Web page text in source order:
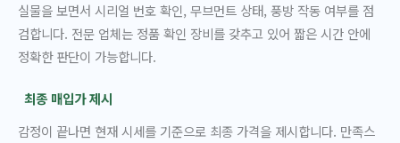
실물을 보면서 시리얼 번호 확인, 무브먼트 상태, 풍방 작동 여부를 점
검합니다. 전문 업체는 정품 확인 장비를 갖추고 있어 짧은 시간 안에
정확한 판단이 가능합니다.
최종 매입가 제시
감정이 끝나면 현재 시세를 기준으로 최종 가격을 제시합니다. 만족스